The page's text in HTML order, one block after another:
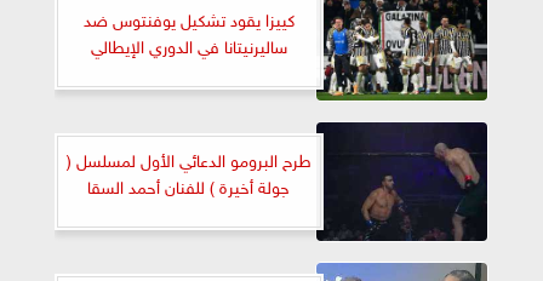
كييزا يقود تشكيل يوفنتوس ضد
ساليرنيتانا في الدوري الإيطالي
طرح البرومو الدعائي الأول لمسلسل (
جولة أخيرة ) للفنان أحمد السقا